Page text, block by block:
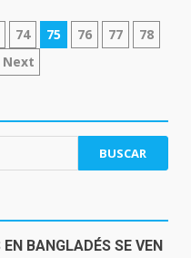
74 75 76 77
78
Next
BANGLADÉS SE VEN